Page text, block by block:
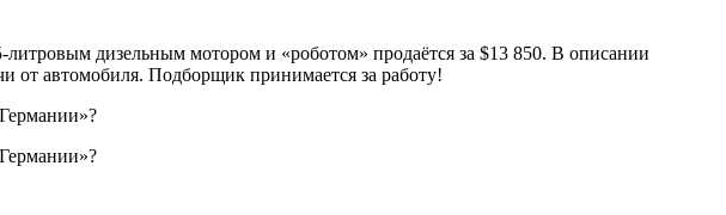
дизельным мотором и «роботом» продаётся за $13 850. В описании
от автомобиля. Подборщик принимается за работу!